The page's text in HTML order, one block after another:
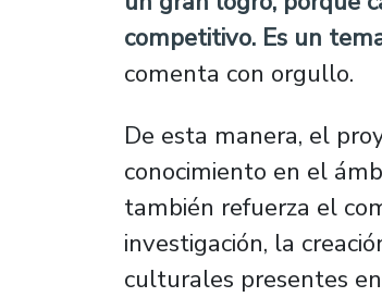
competitivo. Es un
comenta con orgullo.
De esta manera, el
conocimiento en el
también refuerza el
investigación, la
culturales presentes